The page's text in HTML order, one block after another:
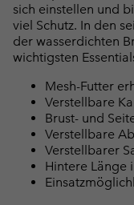
sich einstellen und
viel Schutz. In den
der wasserdichten
wichtigsten
Mesh-Futter
Verstellbare
Brust- und
Verstellbare
Verstellbarer
Hintere Länge